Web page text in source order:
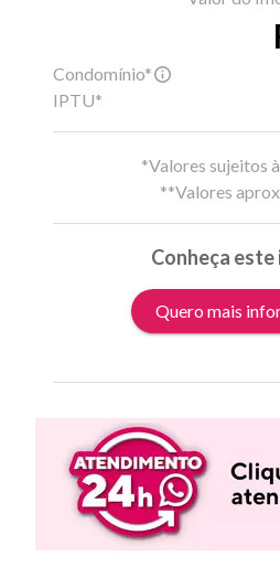
Condomínio*
IPTU*
*Valores sujeitos
**Valores
Conheça este
Quero mais